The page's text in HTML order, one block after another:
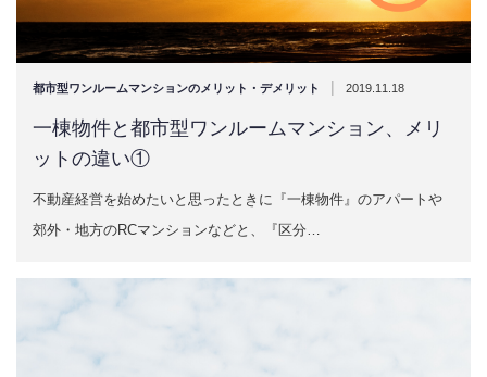
都市型ワンルームマンションのメリット・デメリット | 2019.11.18
一棟物件と都市型ワンルームマンション、メリ
ットの違い①
不動産経営を始めたいと思ったときに『一棟物件』のアパートや
郊外・地方のRCマンションなどと、『区分…